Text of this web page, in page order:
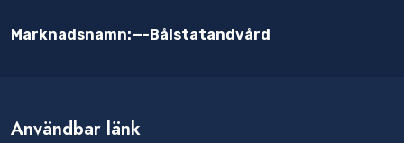
Marknadsnamn:—-Bålstatandvård
Användbar länk